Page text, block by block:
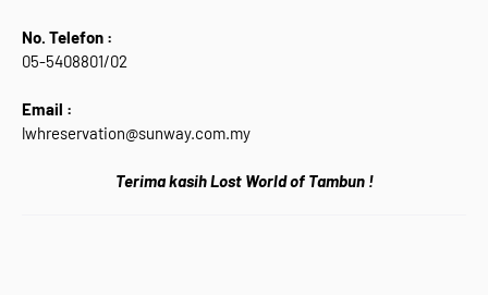
No. Telefon :
05-5408801/02
Email :
lwhreservation@sunway.com.my
Terima kasih Lost World of Tambun !